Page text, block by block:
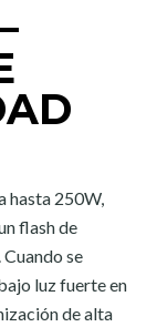
hasta 250W,
flash de
se
luz fuerte en
de alta